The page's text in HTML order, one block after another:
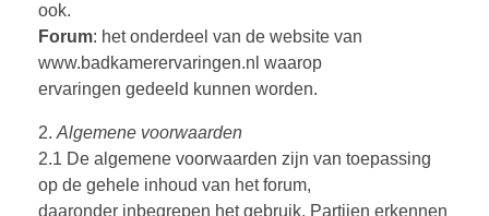
ook.
Forum: het onderdeel van de website van
www.badkamerervaringen.nl waarop
ervaringen gedeeld kunnen worden.
2. Algemene voorwaarden
2.1 De algemene voorwaarden zijn van toepassing
op de gehele inhoud van het forum,
daaronder inbegrepen het gebruik. Partijen erkennen